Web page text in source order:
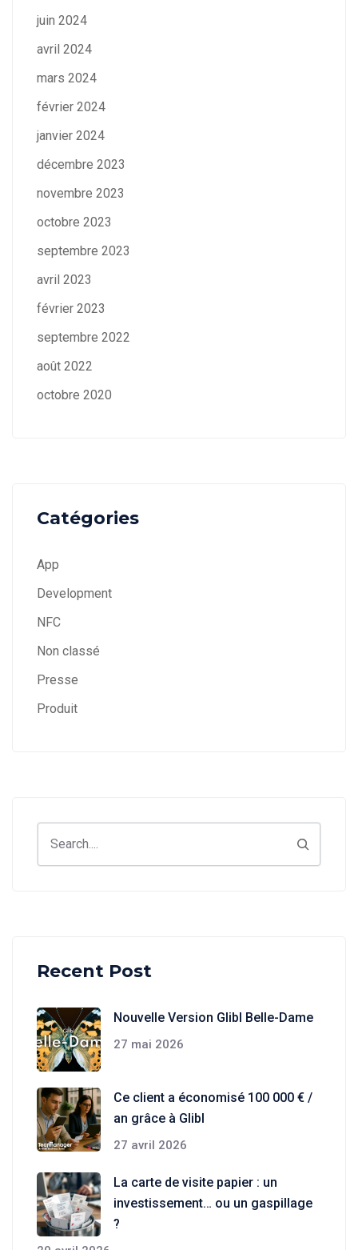
juin 2024
avril 2024
mars 2024
février 2024
janvier 2024
décembre 2023
novembre 2023
octobre 2023
septembre 2023
avril 2023
février 2023
septembre 2022
août 2022
octobre 2020
Catégories
App
Development
NFC
Non classé
Presse
Produit
Recent Post
Nouvelle Version Glibl Belle-Dame
27 mai 2026
Ce client a économisé 100 000 € /
an grâce à Glibl
27 avril 2026
La carte de visite papier : un
investissement… ou un gaspillage
?